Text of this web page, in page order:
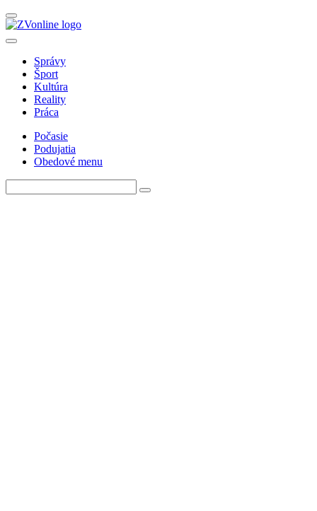
Správy
Šport
Kultúra
Reality
Práca
Počasie
Podujatia
Obedové menu